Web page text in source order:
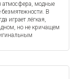
атмосфера, модные
В
играет лёгкая,
но не кричащем